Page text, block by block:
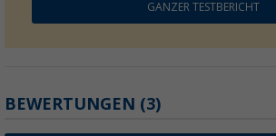
GANZER TESTBERICHT
BEWERTUNGEN (3)